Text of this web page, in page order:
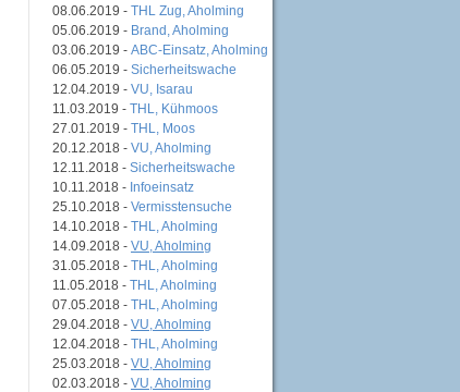
08.06.2019 - THL Zug, Aholming
05.06.2019 - Brand, Aholming
03.06.2019 - ABC-Einsatz, Aholming
06.05.2019 - Sicherheitswache
12.04.2019 - VU, Isarau
11.03.2019 - THL, Kühmoos
27.01.2019 - THL, Moos
20.12.2018 - VU, Aholming
12.11.2018 - Sicherheitswache
10.11.2018 - Infoeinsatz
25.10.2018 - Vermisstensuche
14.10.2018 - THL, Aholming
14.09.2018 - VU, Aholming
31.05.2018 - THL, Aholming
11.05.2018 - THL, Aholming
07.05.2018 - THL, Aholming
29.04.2018 - VU, Aholming
12.04.2018 - THL, Aholming
25.03.2018 - VU, Aholming
02.03.2018 - VU, Aholming